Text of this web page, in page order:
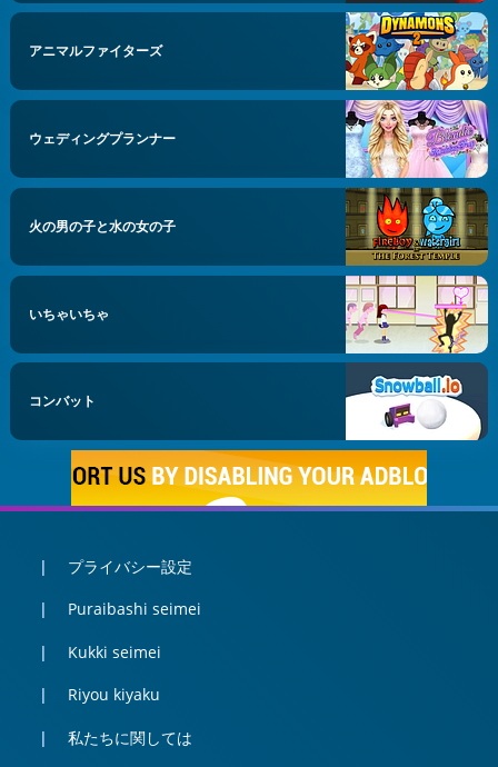
アニマルファイターズ
ウェディングプランナー
火の男の子と水の女の子
いちゃいちゃ
コンバット
プライバシー設定
Puraibashi seimei
Kukki seimei
Riyou kiyaku
私たちに関しては